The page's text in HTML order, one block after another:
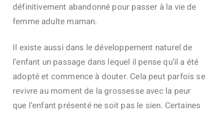
définitivement abandonné pour passer à la vie de
femme adulte maman.
Il existe aussi dans le développement naturel de
l’enfant un passage dans lequel il pense qu’il a été
adopté et commence à douter. Cela peut parfois se
revivre au moment de la grossesse avec la peur
que l’enfant présenté ne soit pas le sien. Certaines